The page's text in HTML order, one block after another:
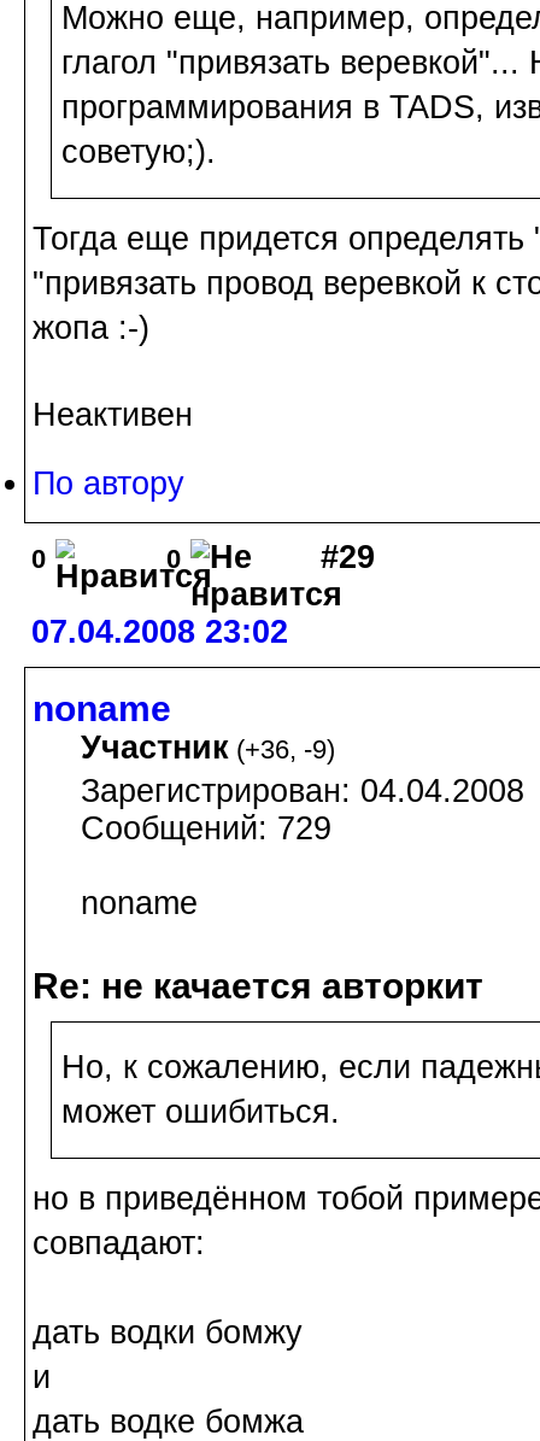
Можно еще, например,
глагол "привязать
программирования в TADS,
советую;).
Тогда еще придется определять
"привязать провод веревкой к
жопа :-)
Неактивен
По автору
0 0 #29
07.04.2008 23:02
noname
Участник (+36, -9)
Зарегистрирован: 04.04.2008
Сообщений: 729
noname
Re: не качается авторкит
Но, к сожалению, если
может ошибиться.
но в приведённом тобой
совпадают:
дать водки бомжу
и
дать водке бомжа